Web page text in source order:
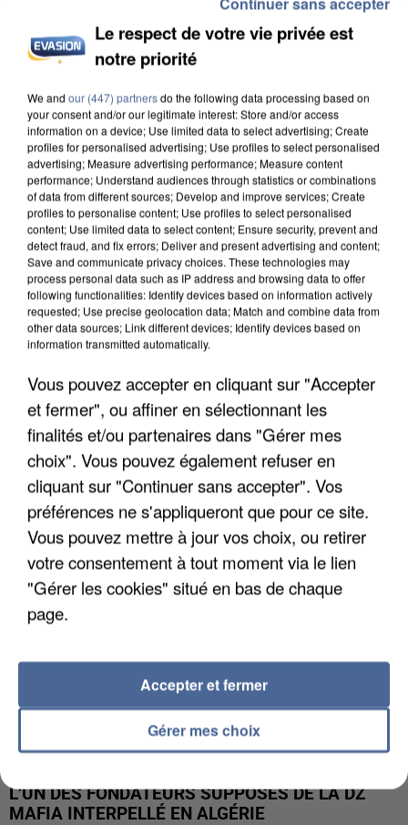
INCENDIES : L’ÎLE-DE-FRANCE LANCE UN ÉLAN
DE SOLIDARITÉ AVEC LES...
APRÈS TOUTES CES CANICULES, LES REFUGES
DE FAUNE SAUVAGE SONT...
L’UN DES FONDATEURS SUPPOSÉS DE LA DZ
MAFIA INTERPELLÉ EN ALGÉRIE
Le respect de votre vie privée est
notre priorité
We and our (447) partnersdo the following data processing based on
your consent and/or our legitimate interest: Store and/or access
information on a device; Use limited data to select advertising; Create
profiles for personalised advertising; Use profiles to select personalised
advertising; Measure advertising performance; Measure content
performance; Understand audiences through statistics or combinations
of data from different sources; Develop and improve services; Create
profiles to personalise content; Use profiles to select personalised
content; Use limited data to select content; Ensure security, prevent and
detect fraud, and fix errors; Deliver and present advertising and content;
Save and communicate privacy choices. These technologies may
process personal data such as IP address and browsing data to offer
following functionalities: Identify devices based on information actively
requested; Use precise geolocation data; Match and combine data from
other data sources; Link different devices; Identify devices based on
information transmitted automatically.
Vous pouvez accepter en cliquant sur "Accepter
et fermer", ou affiner en sélectionnant les
finalités et/ou partenaires dans "Gérer mes
choix". Vous pouvez également refuser en
cliquant sur "Continuer sans accepter". Vos
préférences ne s'appliqueront que pour ce site.
Vous pouvez mettre à jour vos choix, ou retirer
votre consentement à tout moment via le lien
"Gérer les cookies" situé en bas de chaque
page.
Gérer mes choix
Accepter et fermer